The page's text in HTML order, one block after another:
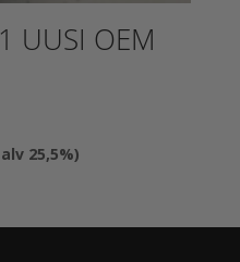
UUSI OEM
€.
25,5%)